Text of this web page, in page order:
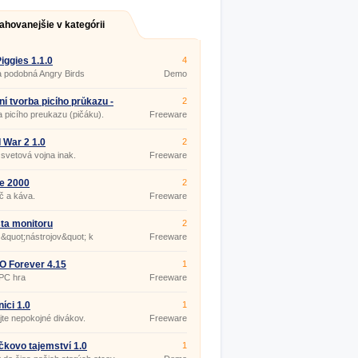
v kategórii
1.1.0
podobná Angry Birds
4
Demo
tvorba picího průkazu -
1.0
picího preukazu (pičáku).
2
Freeware
War 2 1.0
vojna inak.
2
Freeware
2000
a káva.
2
Freeware
monitoru
k
deštrukcii monitoru.
2
Freeware
Forever 4.15
hra
1
Freeware
1.0
nepokojné divákov.
1
Freeware
tajemství 1.0
1